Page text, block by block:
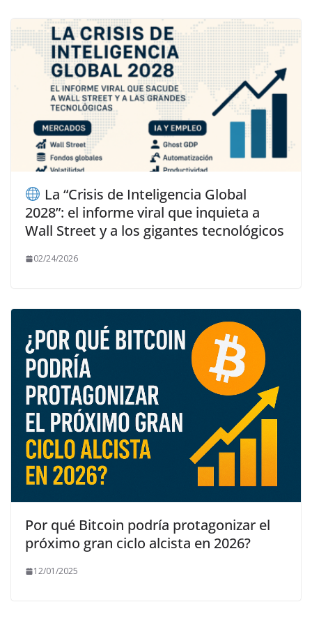
La “Crisis de Inteligencia Global
2028”: el informe viral que inquieta a
Wall Street y a los gigantes tecnológicos
02/24/2026
Por qué Bitcoin podría protagonizar el
próximo gran ciclo alcista en 2026?
12/01/2025